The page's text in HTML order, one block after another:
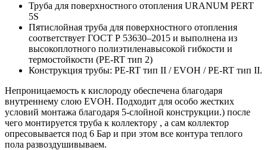
Труба для поверхностного отопления URANUM PERT
5S
Пятислойная труба для поверхностного отопления
соответствует ГОСТ Р 53630–2015 и выполнена из
высокоплотного полиэтиленавысокой гибкости и
термостойкости (PE-RT тип 2)
Конструкция трубы: PE-RT тип II / EVOH / PE-RT тип II.
Непроницаемость к кислороду обеспечена благодаря
внутреннему слою EVOH. Подходит для особо жестких
условий монтажа благодаря 5-слойной конструкции.) после
чего монтируется труба к коллектору , а сам коллектор
опресовывается под 6 Бар и при этом все контура теплого
пола развоздушивываем.